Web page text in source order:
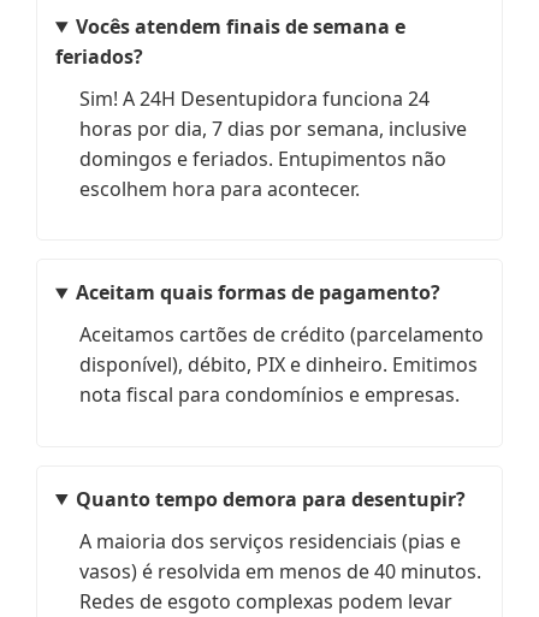
Vocês atendem finais de semana e
feriados?
Sim! A 24H Desentupidora funciona 24
horas por dia, 7 dias por semana, inclusive
domingos e feriados. Entupimentos não
escolhem hora para acontecer.
Aceitam quais formas de pagamento?
Aceitamos cartões de crédito (parcelamento
disponível), débito, PIX e dinheiro. Emitimos
nota fiscal para condomínios e empresas.
Quanto tempo demora para desentupir?
A maioria dos serviços residenciais (pias e
vasos) é resolvida em menos de 40 minutos.
Redes de esgoto complexas podem levar